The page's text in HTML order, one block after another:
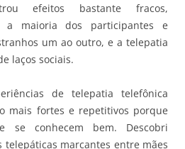
efeitos bastante fracos,
a maioria dos participantes e
um ao outro, e a telepatia
laços sociais.
de telepatia telefônica
mais fortes e repetitivos porque
se conhecem bem. Descobri
telepáticas marcantes entre mães